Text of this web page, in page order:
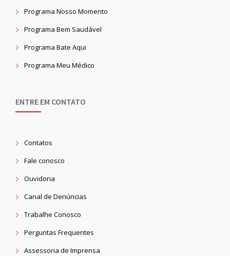
Programa Nosso Momento
Programa Bem Saudável
Programa Bate Aqui
Programa Meu Médico
ENTRE EM CONTATO
Contatos
Fale conosco
Ouvidoria
Canal de Denúncias
Trabalhe Conosco
Perguntas Frequentes
Assessoria de Imprensa